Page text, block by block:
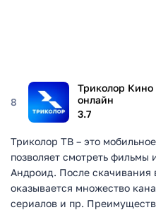
8
Триколор Кино
онлайн
3.7
Триколор ТВ – это
позволяет смотреть фильмы
Андроид. После скачивания
оказывается множество
сериалов и пр.